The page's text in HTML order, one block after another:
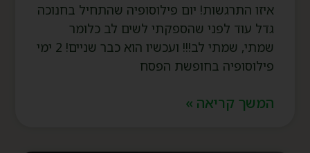
איזו התרגשות! יום פילוסופיה שהתחיל בחנוכה
גדל עוד לפני שהספקתי לשים לב כלומר
שמתי, שמתי לב!!! ועכשיו הוא כבר שניים! 2 ימי
פילוסופיה בחופשת הפסח
המשך קריאה »